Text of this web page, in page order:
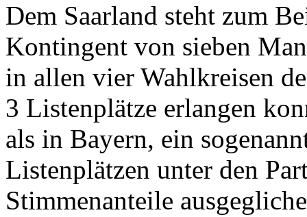
Dem Saarland steht zum
Kontingent von sieben
in allen vier Wahlkreisen
3 Listenplätze erlangen
als in Bayern, ein
Listenplätzen unter den
Stimmenanteile